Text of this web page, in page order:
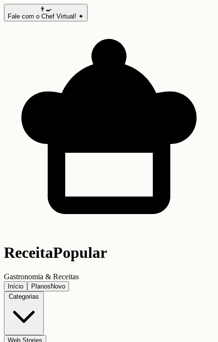
👨‍🍳
Fale com o Chef Virtual! ✦
ReceitaPopular
Gastronomia & Receitas
Início Planos Novo
Categorias
Web Stories